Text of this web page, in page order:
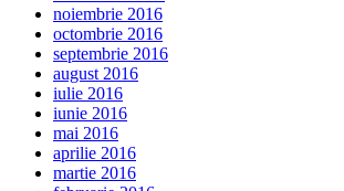
noiembrie 2016
octombrie 2016
septembrie 2016
august 2016
iulie 2016
iunie 2016
mai 2016
aprilie 2016
martie 2016